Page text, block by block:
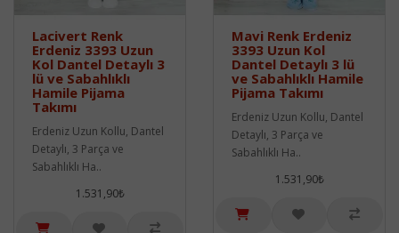
Lacivert Renk
Erdeniz 3393 Uzun
Kol Dantel Detaylı 3
lü ve Sabahlıklı
Hamile Pijama
Takımı
Erdeniz Uzun Kollu, Dantel
Detaylı, 3 Parça ve
Sabahlıklı Ha..
1.531,90₺
Mavi Renk Erdeniz
3393 Uzun Kol
Dantel Detaylı 3 lü
ve Sabahlıklı Hamile
Pijama Takımı
Erdeniz Uzun Kollu, Dantel
Detaylı, 3 Parça ve
Sabahlıklı Ha..
1.531,90₺